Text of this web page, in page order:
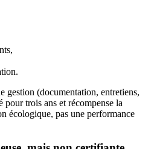
gestion (documentation, entretiens,
trois ans et récompense la
écologique, pas une performance